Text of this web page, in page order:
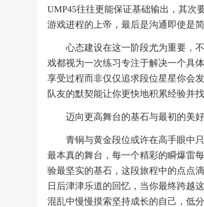
UMP45往往更能保证基础输出，其次
游戏进程的上帝，最后是沟通即使是
心态建设在这一阶段尤为重要，
戏都视为一次练习专注于解决一个具
享受过程而非仅仅追求段位星星你会
队友的默契能让你更快地积累经验并
迈向更高舞台的基石与最初的美好
青铜与黄金段位或许在高手眼中
最本真的舞台，每一个精彩的瞬爆雷
验最坚实的基石，这段旅程中的点点
日后津津乐道的回忆，当你最终跨越
混乱中慢慢摸索坚持成长的自己，低